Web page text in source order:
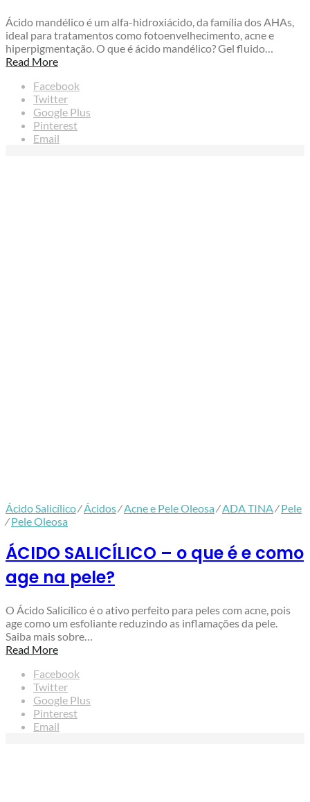
Ácido mandélico é um alfa-hidroxiácido, da família dos AHAs,
ideal para tratamentos como fotoenvelhecimento, acne e
hiperpigmentação. O que é ácido mandélico? Gel fluido…
Read More
Facebook
Twitter
Google Plus
Pinterest
Email
Ácido Salicílico⁄Ácidos⁄Acne e Pele Oleosa ⁄ADA TINA ⁄Pele
⁄Pele Oleosa
ÁCIDO SALICÍLICO – o que é e como
age na pele?
O Ácido Salicílico é o ativo perfeito para peles com acne, pois
age como um esfoliante reduzindo as inflamações da pele.
Saiba mais sobre…
Read More
Facebook
Twitter
Google Plus
Pinterest
Email